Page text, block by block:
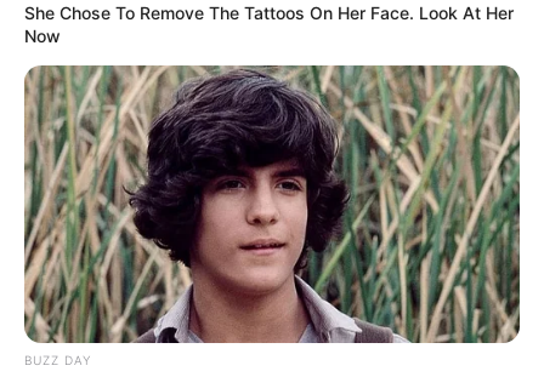
She Chose To Remove The Tattoos On Her Face. Look At Her
Now
BUZZ DAY